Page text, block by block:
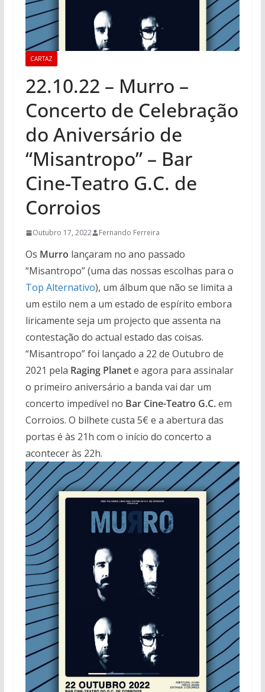
CARTAZ
22.10.22 – Murro –
Concerto de Celebração
do Aniversário de
“Misantropo” – Bar
Cine-Teatro G.C. de
Corroios
Outubro 17, 2022 Fernando Ferreira
Os Murro lançaram no ano passado
“Misantropo” (uma das nossas escolhas para o
Top Alternativo), um álbum que não se limita a
um estilo nem a um estado de espírito embora
liricamente seja um projecto que assenta na
contestação do actual estado das coisas.
“Misantropo” foi lançado a 22 de Outubro de
2021 pela Raging Planete agora para assinalar
o primeiro aniversário a banda vai dar um
concerto impedível no Bar Cine-Teatro G.C.em
Corroios. O bilhete custa 5€ e a abertura das
portas é às 21h com o início do concerto a
acontecer às 22h.